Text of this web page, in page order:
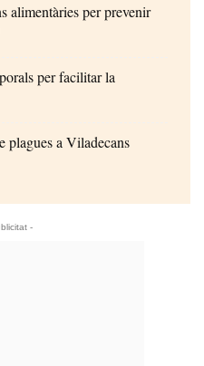
alimentàries per prevenir
per facilitar la
plagues a Viladecans
-